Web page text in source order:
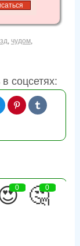
, чудом,
соцсетях:
0 🤔
0